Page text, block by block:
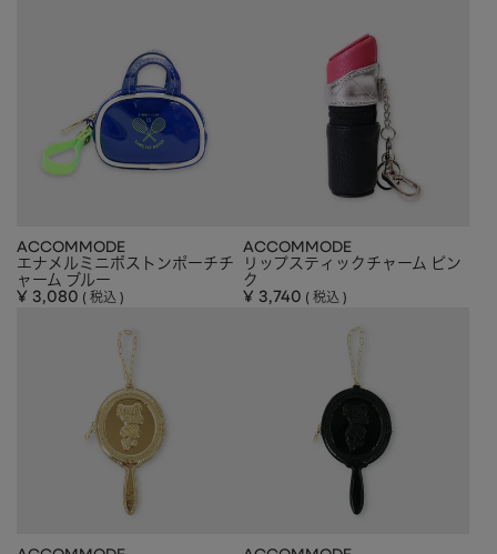
ACCOMMODE
エナメルミニボストンポーチチ
ャーム ブルー
¥ 3,080 税込
ACCOMMODE
リップスティックチャーム ピン
ク
¥ 3,740 税込